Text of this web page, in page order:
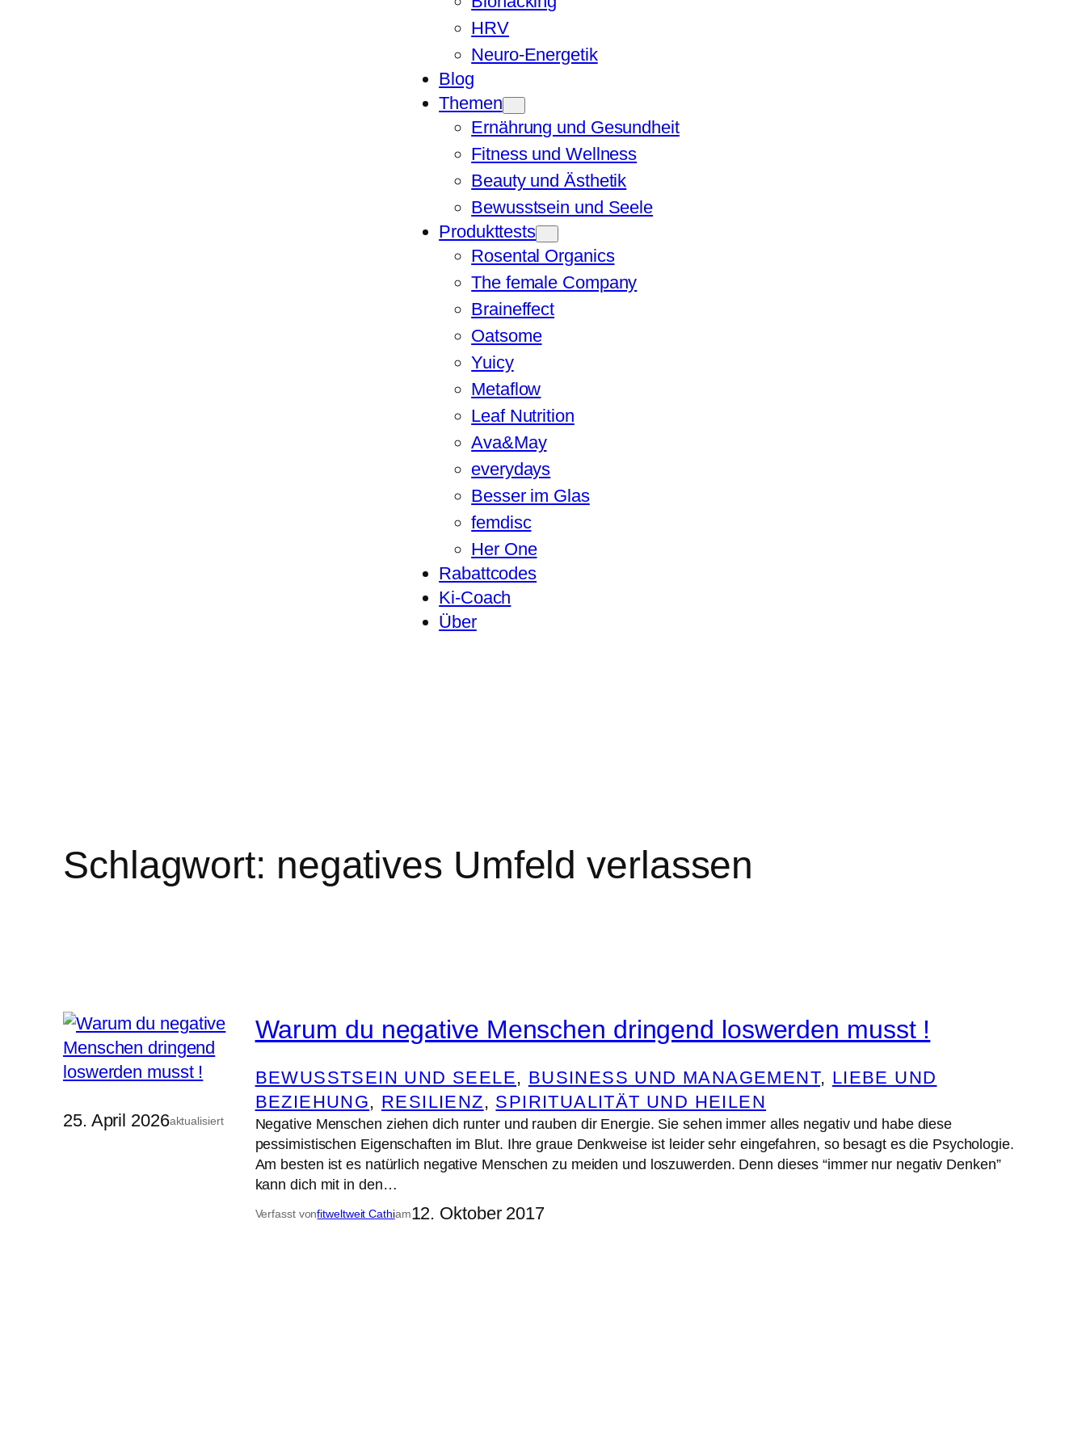
HRV
Neuro-Energetik
Blog
Themen
Ernährung und Gesundheit
Fitness und Wellness
Beauty und Ästhetik
Bewusstsein und Seele
Produkttests
Rosental Organics
The female Company
Braineffect
Oatsome
Yuicy
Metaflow
Leaf Nutrition
Ava&May
everydays
Besser im Glas
femdisc
Her One
Rabattcodes
Ki-Coach
Über
Schlagwort: negatives Umfeld verlassen
25. April 2026aktualisiert
Warum du negative Menschen dringend loswerden musst !
BEWUSSTSEIN UND SEELE, BUSINESS UND MANAGEMENT, LIEBE UND
BEZIEHUNG, RESILIENZ, SPIRITUALITÄT UND HEILEN
Negative Menschen ziehen dich runter und rauben dir Energie. Sie sehen immer alles negativ und habe diese
pessimistischen Eigenschaften im Blut. Ihre graue Denkweise ist leider sehr eingefahren, so besagt es die Psychologie.
Am besten ist es natürlich negative Menschen zu meiden und loszuwerden. Denn dieses “immer nur negativ Denken”
kann dich mit in den…
Verfasst vonfitweltweit Cathiam12. Oktober 2017